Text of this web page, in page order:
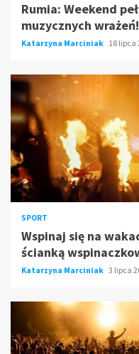
Rumia: Weekend
muzycznych wrażeń!
Katarzyna Marciniak 18 lipca
SPORT
Wspinaj się na
ścianką
Katarzyna Marciniak 3 lipca